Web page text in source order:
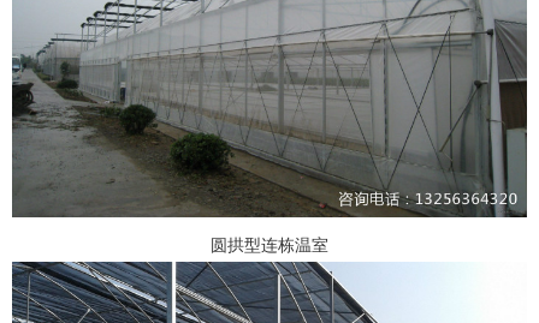
圆拱型连栋温室